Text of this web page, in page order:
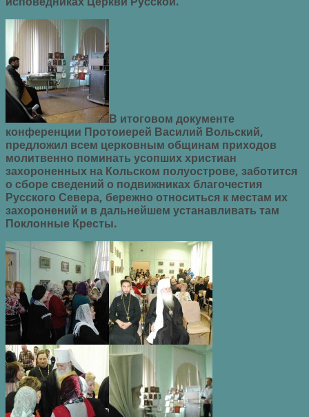
В итоговом документе
конференции Протоиерей Василий Вольский,
предложил всем церковным общинам приходов
молитвенно поминать усопших христиан
захороненных на Кольском полуострове, заботится
о сборе сведений о подвижниках благочестия
Русского Севера, бережно относиться к местам их
захоронений и в дальнейшем устанавливать там
Поклонные Кресты.